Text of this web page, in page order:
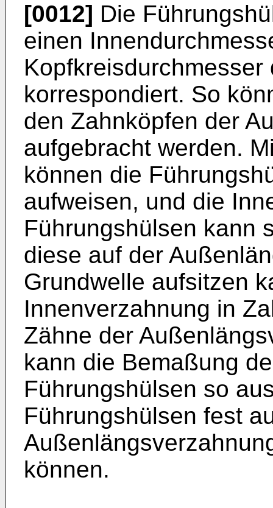
[0012] Die
einen
korrespondiert. So
den Zahnköpfen der
aufgebracht werden.
können die
aufweisen, und die
Führungshülsen kann
diese auf der
Grundwelle aufsitzen
Innenverzahnung in
Zähne der
kann die Bemaßung
Führungshülsen so
Führungshülsen fest
können.